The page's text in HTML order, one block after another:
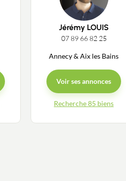
Jérémy LOUIS
07 89 66 82 25
Annecy & Aix les Bains
Voir ses annonces
Recherche 85 biens